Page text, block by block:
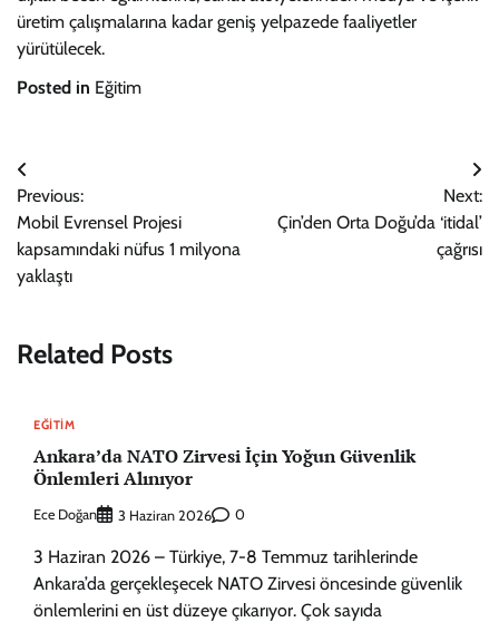
üretim çalışmalarına kadar geniş yelpazede faaliyetler
yürütülecek.
Posted in Eğitim
Yazı
gezinmesi
Previous:
Mobil Evrensel Projesi
kapsamındaki nüfus 1 milyona
yaklaştı
Next:
Çin’den Orta Doğu’da ‘itidal’
çağrısı
Related Posts
EĞITIM
Ankara’da NATO Zirvesi İçin Yoğun Güvenlik
Önlemleri Alınıyor
Ece Doğan 3 Haziran 2026 0
3 Haziran 2026 – Türkiye, 7-8 Temmuz tarihlerinde
Ankara’da gerçekleşecek NATO Zirvesi öncesinde güvenlik
önlemlerini en üst düzeye çıkarıyor. Çok sayıda